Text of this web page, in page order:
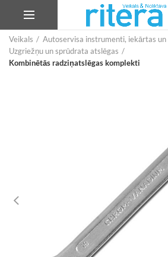
Veikals
Autoservisa instrumenti, iekārtas
Uzgriežņu un sprūdrata atslēgas
Kombinētās radziņatslēgas komplekti